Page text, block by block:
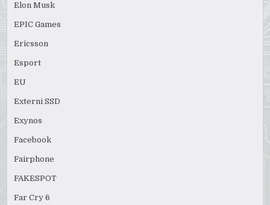
Elon Musk
EPIC Games
Ericsson
Esport
EU
Externi SSD
Exynos
Facebook
Fairphone
FAKESPOT
Far Cry 6